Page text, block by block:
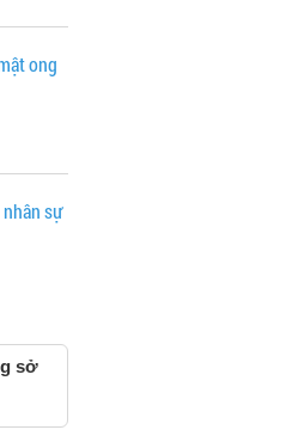
ong
sự
sở